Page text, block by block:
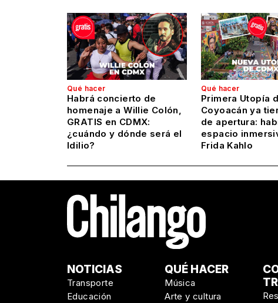
Qué hacer
Habrá concierto de
homenaje a Willie Colón,
GRATIS en CDMX:
¿cuándo y dónde será el
Idilio?
Qué hacer
Primera Utopía
Coyoacán ya
de apertura:
espacio
Frida Kahlo
NOTICIAS
Transporte
Educación
QUÉ HACER
Música
Arte y cultura